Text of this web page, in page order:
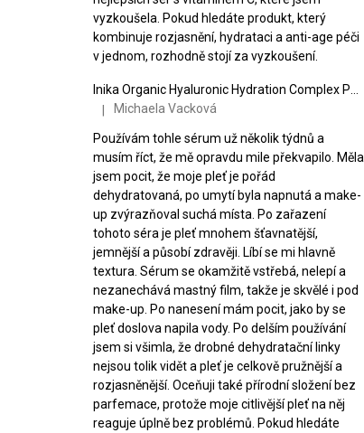
vyzkoušela. Pokud hledáte produkt, který
kombinuje rozjasnění, hydrataci a anti-age péči
v jednom, rozhodně stojí za vyzkoušení.
Hodnocení produktu je 5 z 5 hvězdiček.
Michaela Vacková
Používám tohle sérum už několik týdnů a
musím říct, že mě opravdu mile překvapilo. Měla
jsem pocit, že moje pleť je pořád
dehydratovaná, po umytí byla napnutá a make-
up zvýrazňoval suchá místa. Po zařazení
tohoto séra je pleť mnohem šťavnatější,
jemnější a působí zdravěji. Líbí se mi hlavně
textura. Sérum se okamžitě vstřebá, nelepí a
nezanechává mastný film, takže je skvělé i pod
make-up. Po nanesení mám pocit, jako by se
pleť doslova napila vody. Po delším používání
jsem si všimla, že drobné dehydratační linky
nejsou tolik vidět a pleť je celkově pružnější a
rozjasněnější. Oceňuji také přírodní složení bez
parfemace, protože moje citlivější pleť na něj
reaguje úplně bez problémů. Pokud hledáte